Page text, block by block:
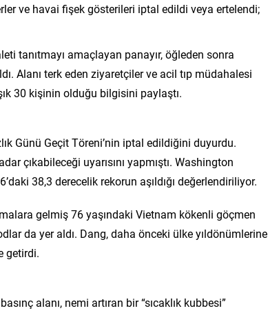
ve havai fişek gösterileri iptal edildi veya ertelendi;
tanıtmayı amaçlayan panayır, öğleden sonra
Alanı terk eden ziyaretçiler ve acil tıp müdahalesi
30 kişinin olduğu bilgisini paylaştı.
Günü Geçit Töreni’nin iptal edildiğini duyurdu.
çıkabileceği uyarısını yapmıştı. Washington
38,3 derecelik rekorun aşıldığı değerlendiriliyor.
gelmiş 76 yaşındaki Vietnam kökenli göçmen
da yer aldı. Dang, daha önceki ülke yıldönümlerine
getirdi.
alanı, nemi artıran bir “sıcaklık kubbesi”